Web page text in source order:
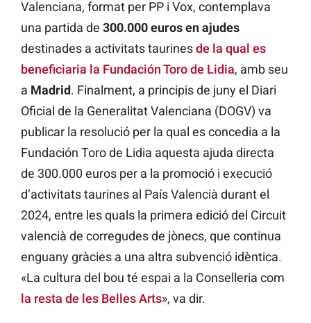
Valenciana, format per PP i Vox, contemplava
una partida de 300.000 euros en ajudes
destinades a activitats taurinesde la qual es
beneficiaria la Fundación Toro de Lidia, amb seu
a Madrid. Finalment, a principis de juny el Diari
Oficial de la Generalitat Valenciana (DOGV) va
publicar la resolució per la qual es concedia a la
Fundación Toro de Lidia aquesta ajuda directa
de 300.000 euros per a la promoció i execució
d’activitats taurines al País Valencià durant el
2024, entre les quals la primera edició del Circuit
valencià de corregudes de jònecs, que continua
enguany gràcies a una altra subvenció idèntica.
«La cultura del bou té espai a la Conselleria com
la resta de les Belles Arts», va dir.